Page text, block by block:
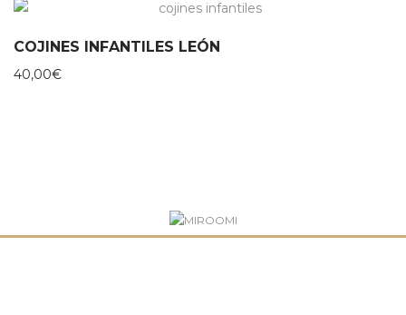
COJINES INFANTILES LEÓN
40,00€